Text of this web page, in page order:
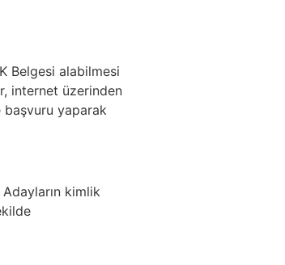
Belgesi alabilmesi
internet üzerinden
başvuru yaparak
kimlik